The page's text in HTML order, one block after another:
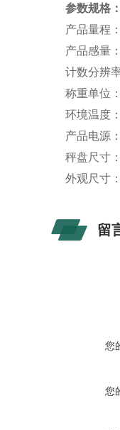
参数规格
产品量程
产品感量
计数分辨
称重单位
环境温度
产品电源
秤盘尺寸
外观尺寸
留
您
您